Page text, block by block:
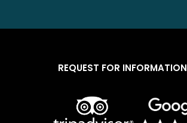
REQUEST FOR INFORMATION